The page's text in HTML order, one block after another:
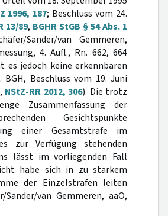
1996, 187; Beschluss vom 24.
13/89, BGHR StGB § 54 Abs. 1
Sander/van Gemmeren,
4. Aufl., Rn. 662, 664
es jedoch keine erkennbaren
BGH, Beschluss vom 19. Juni
, NStZ-RR 2012, 306). Die trotz
Zusammenfassung der
Gesichtspunkte
einer Gesamtstrafe im
zur Verfügung stehenden
lässt im vorliegenden Fall
habe sich in zu starkem
der Einzelstrafen leiten
Sander/van Gemmeren, aaO,